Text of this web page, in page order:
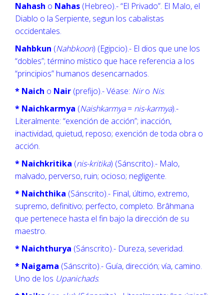
Nahash o Nahas (Hebreo).- “El Privado”. El Malo, el
Diablo o la Serpiente, segun los cabalistas
occidentales.
Nahbkun (Nahbkoon) (Egipcio).- El dios que une los
“dobles”; término místico que hace referencia a los
“principios” humanos desencarnados.
* Naich o Nair (prefijo).- Véase: Niro Nis.
* Naichkarmya (Naishkarmya= nis-karmya).-
Literalmente: “exención de acción”; inacción,
inactividad, quietud, reposo; exención de toda obra o
acción.
* Naichkritika (nis-kritika) (Sánscrito).- Malo,
malvado, perverso, ruin; ocioso; negligente.
* Naichthika (Sánscrito).- Final, último, extremo,
supremo, definitivo; perfecto, completo. Brâhmana
que pertenece hasta el fin bajo la dirección de su
maestro.
* Naichthurya (Sánscrito).- Dureza, severidad.
* Naigama (Sánscrito).- Guía, dirección; vía, camino.
Uno de los Upanichads.